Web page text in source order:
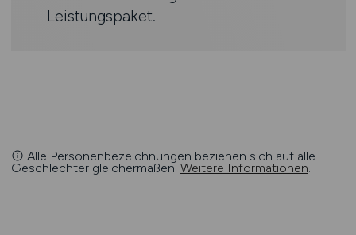
Leistungspaket.
Alle Personenbezeichnungen beziehen sich auf alle
Geschlechter gleichermaßen. Weitere Informationen.